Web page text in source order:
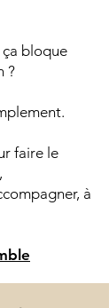
bloque
?
faire le
à